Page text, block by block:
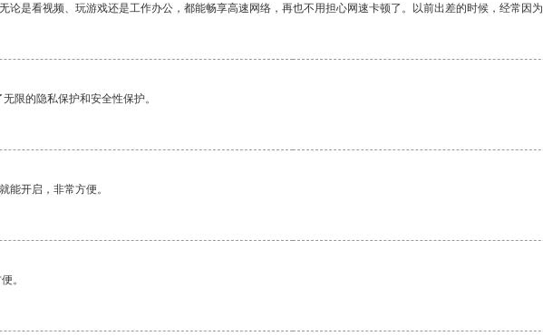
论是看视频、玩游戏还是工作办公，都能畅享高速网络，再也不用担心网速卡顿了。以前出差的时候，经常因
限的隐私保护和安全性保护。
能开启，非常方便。
。